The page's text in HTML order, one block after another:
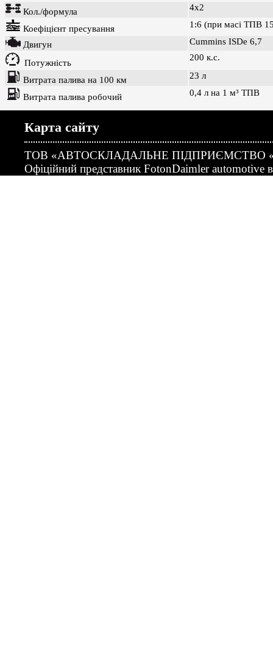
Кол./формула 4х2
Коефіцієнт пресування 1:6 (при масі ТПВ
Двигун Cummins ISDe 6,7
Потужність
200 к.с.
Витрата палива на 100 км 23 л
Витрата палива робочий 0,4 л на 1 м³ ТПВ
Карта сайту
ТОВ «АВТОСКЛАДАЛЬНЕ ПІДПРИЄМСТВО
Офіційний представник FotonDaimler automotive в